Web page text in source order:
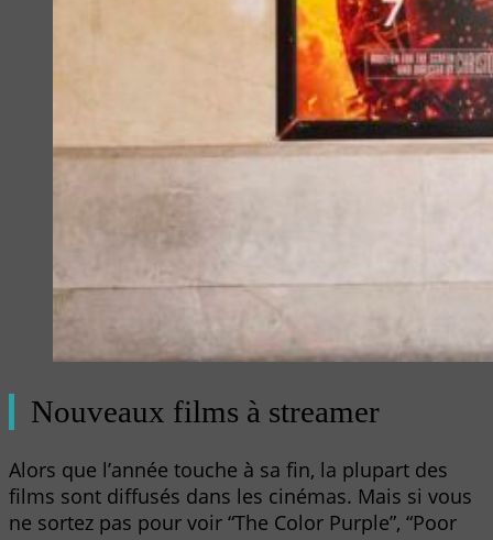
Nouveaux films à streamer
Alors que l’année touche à sa fin, la plupart des
films sont diffusés dans les cinémas. Mais si vous
ne sortez pas pour voir “The Color Purple”, “Poor